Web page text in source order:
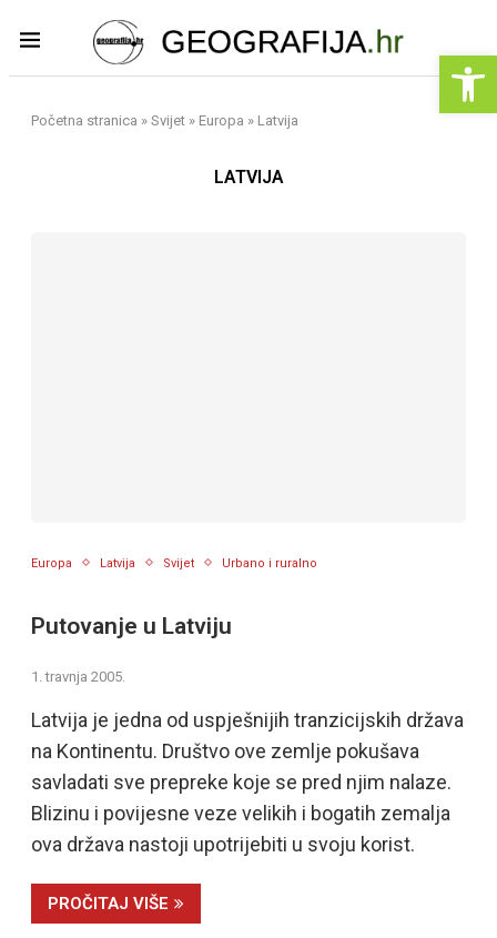
Početna stranica » Svijet » Europa » Latvija
LATVIJA
Europa Latvija Svijet Urbano i ruralno
Putovanje u Latviju
1. travnja 2005.
Latvija je jedna od uspješnijih tranzicijskih država
na Kontinentu. Društvo ove zemlje pokušava
savladati sve prepreke koje se pred njim nalaze.
Blizinu i povijesne veze velikih i bogatih zemalja
ova država nastoji upotrijebiti u svoju korist.
PROČITAJ VIŠE